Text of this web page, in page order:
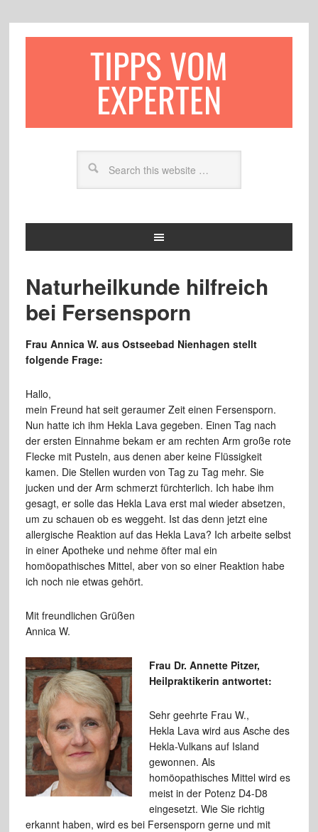
TIPPS VOM
EXPERTEN
Naturheilkunde hilfreich
bei Fersensporn
Frau Annica W. aus Ostseebad Nienhagen stellt
folgende Frage:
Hallo,
mein Freund hat seit geraumer Zeit einen Fersensporn.
Nun hatte ich ihm Hekla Lava gegeben. Einen Tag nach
der ersten Einnahme bekam er am rechten Arm große rote
Flecke mit Pusteln, aus denen aber keine Flüssigkeit
kamen. Die Stellen wurden von Tag zu Tag mehr. Sie
jucken und der Arm schmerzt fürchterlich. Ich habe ihm
gesagt, er solle das Hekla Lava erst mal wieder absetzen,
um zu schauen ob es weggeht. Ist das denn jetzt eine
allergische Reaktion auf das Hekla Lava? Ich arbeite selbst
in einer Apotheke und nehme öfter mal ein
homöopathisches Mittel, aber von so einer Reaktion habe
ich noch nie etwas gehört.
Mit freundlichen Grüßen
Annica W.
Frau Dr. Annette Pitzer,
Heilpraktikerin antwortet:
Sehr geehrte Frau W.,
Hekla Lava wird aus Asche des
Hekla-Vulkans auf Island
gewonnen. Als
homöopathisches Mittel wird es
meist in der Potenz D4-D8
eingesetzt. Wie Sie richtig
erkannt haben, wird es bei Fersensporn gerne und mit